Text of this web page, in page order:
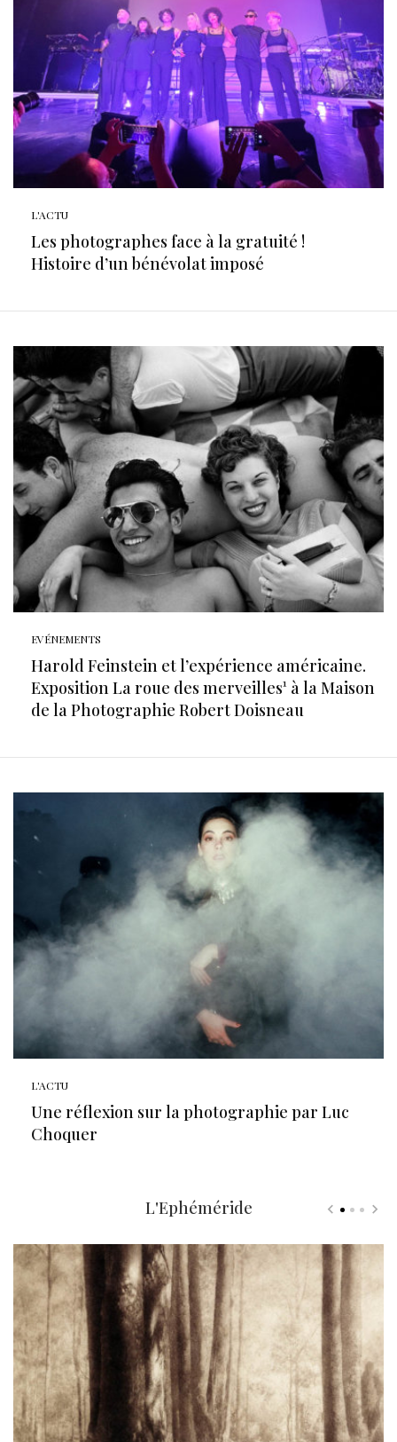
L'ACTU
Les photographes face à la gratuité !
Histoire d’un bénévolat imposé
EVÉNEMENTS
Harold Feinstein et l’expérience américaine.
Exposition La roue des merveilles¹ à la Maison
de la Photographie Robert Doisneau
L'ACTU
Une réflexion sur la photographie par Luc
Choquer
L'Ephéméride